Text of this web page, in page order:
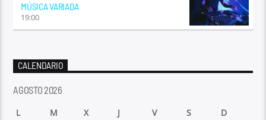
MÚSICA VARIADA
19:00
CALENDARIO
AGOSTO 2026
L M X J V S D